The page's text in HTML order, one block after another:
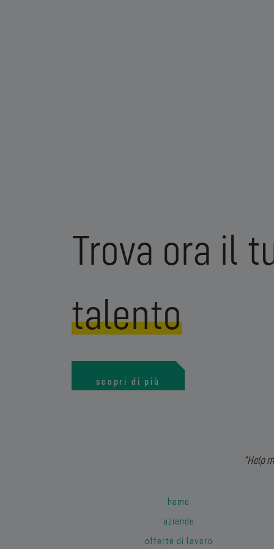
Trova ora il
talento
scopri di più
"Help
home
aziende
offerte di lavoro